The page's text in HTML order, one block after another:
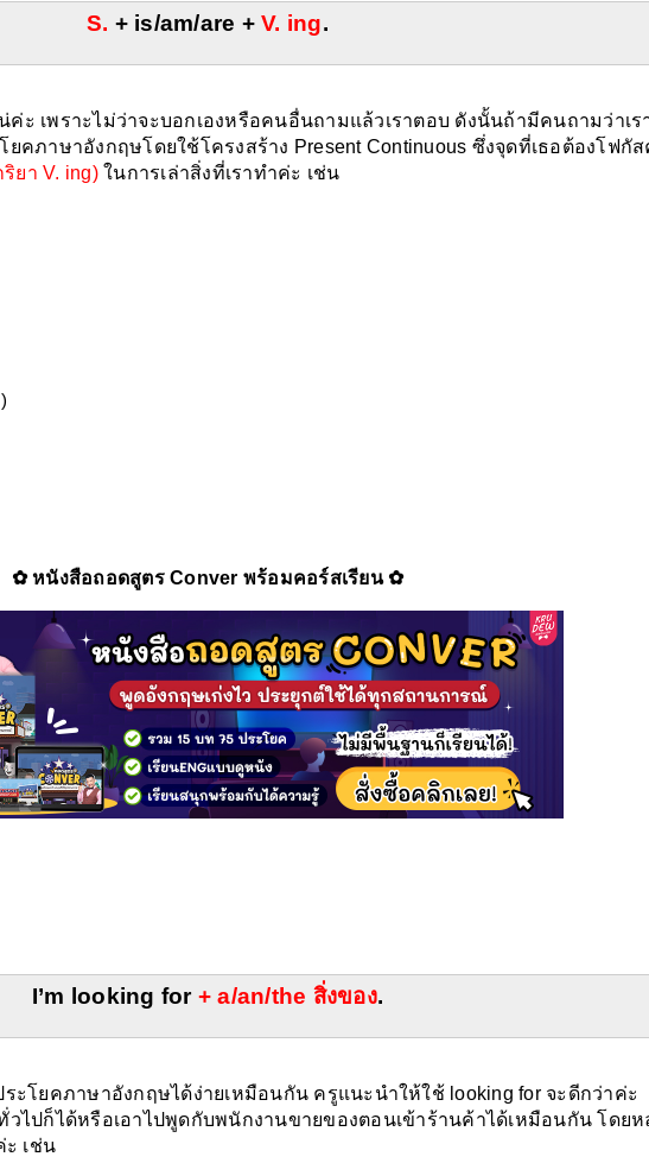
S. + is/am/are + V. ing.
เพราะไม่ว่าจะบอกเองหรือคนอื่นถามแล้วเราตอบ ดังนั้นถ้ามีคนถามว่าเร
ยคภาษาอังกฤษโดยใช้โครงสร้าง Present Continuous ซึ่งจุดที่เธอต้องโฟกั
ริยา V. ing) ในการเล่าสิ่งที่เราทำค่ะ เช่น
✿ หนังสือถอดสูตร Conver พร้อมคอร์สเรียน ✿
I’m looking for + a/an/the สิ่งของ.
ะโยคภาษาอังกฤษได้ง่ายเหมือนกัน ครูแนะนำให้ใช้ looking for จะดีกว่าค่ะ
ไปก็ได้หรือเอาไปพูดกับพนักงานขายของตอนเข้าร้านค้าได้เหมือนกัน โดยห
ะ เช่น